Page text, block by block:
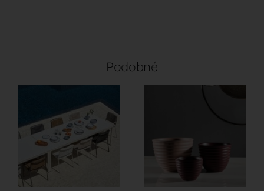
Podobné
Tonin Casa